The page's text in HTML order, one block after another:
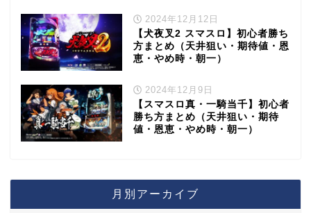
2024年12月12日
【犬夜叉2 スマスロ】初心者勝ち
方まとめ（天井狙い・期待値・恩
恵・やめ時・朝一）
2024年12月9日
【スマスロ真・一騎当千】初心者
勝ち方まとめ（天井狙い・期待
値・恩恵・やめ時・朝一）
月別アーカイブ